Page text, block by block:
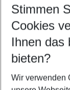
Abflughafen
Beliebiger
08.08.26–
2
Stimmen
Cookies
Ihnen das
bieten?
Wir verwenden